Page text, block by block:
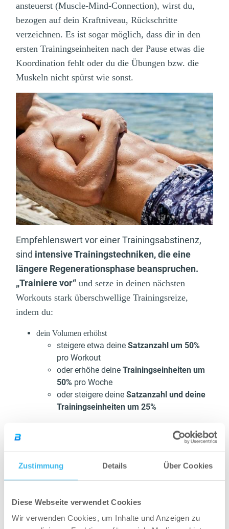
Zustimmung Details Über Cookies
Diese Webseite verwendet Cookies
Wir verwenden Cookies, um Inhalte und Anzeigen zu
ansteuerst (Muscle-Mind-Connection), wirst du,
bezogen auf dein Kraftniveau, Rückschritte
verzeichnen. Es ist sogar möglich, dass dir in den
ersten Trainingseinheiten nach der Pause etwas die
Koordination fehlt oder du die Übungen bzw. die
Muskeln nicht spürst wie sonst.
Empfehlenswert vor einer Trainingsabstinenz,
sind intensive Trainingstechniken, die eine
längere Regenerationsphase beanspruchen.
„Trainiere vor“ und setze in deinen nächsten
Workouts stark überschwellige Trainingsreize,
indem du:
dein Volumen erhöhst
steigere etwa deine Satzanzahl um 50%
pro Workout
oder erhöhe deine Trainingseinheiten um
50% pro Woche
oder steigere deine Satzanzahl und deine
Trainingseinheiten um 25%
exzentrischen Phase; wähle einen Bereich
zwischen 3-5 Sekunden
explosiv (X) aus
variiere in beiden Umkehrphasen der Bewegung